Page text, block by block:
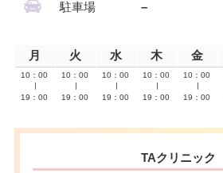
駐車場 –
月 火 水 木 金
10：00
19：00
10：00
19：00
10：00
19：00
10：00
19：00
10：00
19：00
TAクリニック